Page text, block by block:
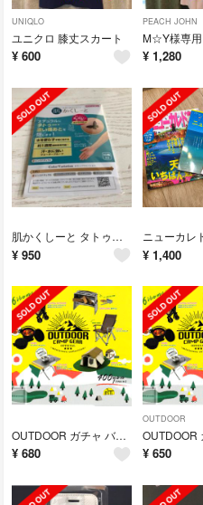
UNIQLO
ユニクロ 膝丈スカート
¥ 600
PEACH JOHN
¥ 1,280
肌かくしーと タトゥー隠し
¥ 950 ¥ 1,400
OUTDOOR ガチャ バーベキューコンロ
¥ 680
OUTDOOR
¥ 650